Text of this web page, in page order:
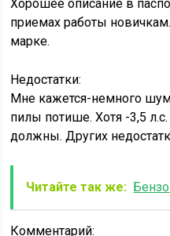
Хорошее описание в
приемах работы
марке.
Недостатки:
Мне кажется-немного
пилы потише. Хотя -3,5
должны. Других
Читайте так же:
Комментарий: